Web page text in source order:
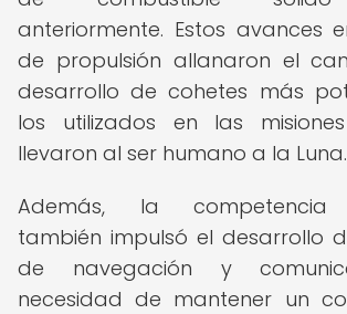
anteriormente. Estos avances
de propulsión allanaron el
desarrollo de cohetes más
los utilizados en las
llevaron al ser humano a la Luna.
Además, la competencia
también impulsó el desarrollo
de navegación y
necesidad de mantener un